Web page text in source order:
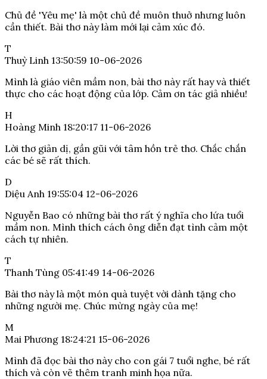
Chủ đề 'Yêu mẹ' là một chủ đề muôn thuở nhưng luôn
cần thiết. Bài thơ này làm mới lại cảm xúc đó.
T
Thuỳ Linh 13:50:59 10-06-2026
Mình là giáo viên mầm non, bài thơ này rất hay và thiết
thực cho các hoạt động của lớp. Cảm ơn tác giả nhiều!
H
Hoàng Minh 18:20:17 11-06-2026
Lời thơ giản dị, gần gũi với tâm hồn trẻ thơ. Chắc chắn
các bé sẽ rất thích.
D
Diệu Anh 19:55:04 12-06-2026
Nguyễn Bao có những bài thơ rất ý nghĩa cho lứa tuổi
mầm non. Mình thích cách ông diễn đạt tình cảm một
cách tự nhiên.
T
Thanh Tùng 05:41:49 14-06-2026
Bài thơ này là một món quà tuyệt vời dành tặng cho
những người mẹ. Chúc mừng ngày của mẹ!
M
Mai Phương 18:24:21 15-06-2026
Mình đã đọc bài thơ này cho con gái 7 tuổi nghe, bé rất
thích và còn vẽ thêm tranh minh họa nữa.